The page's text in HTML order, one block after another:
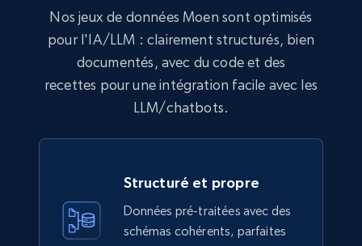
URL, Domain, Marketplace pn, Sku, Other pn,
Model number, Gtin ean pn, Product name, and
Ikea - Products
Nos jeux de données Moen sont optimisés
pour l'IA/LLM : clairement structurés, bien
documentés, avec du code et des
recettes pour une intégration facile avec les
LLM/chatbots.
Structuré et propre
Données pré-traitées avec des
schémas cohérents, parfaites